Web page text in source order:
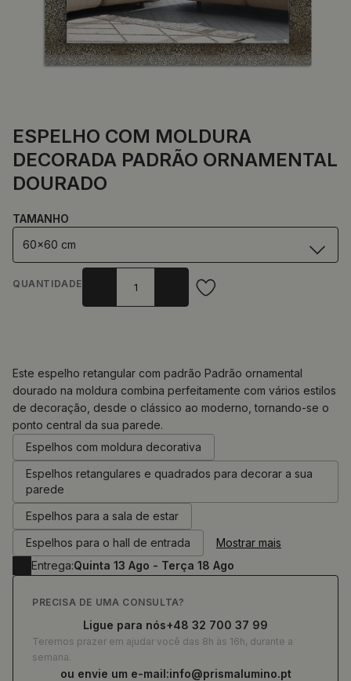
ESPELHO COM MOLDURA
DECORADA PADRÃO ORNAMENTAL
DOURADO
TAMANHO
60x60 cm
QUANTIDADE
0.00€
Este espelho retangular com padrão Padrão ornamental
dourado na moldura combina perfeitamente com vários estilos
de decoração, desde o clássico ao moderno, tornando-se o
ponto central da sua parede.
Espelhos com moldura decorativa
Espelhos retangulares e quadrados para decorar a sua
parede
Espelhos para a sala de estar
Espelhos para o hall de entrada
Mostrar mais
Entrega:Quinta 13 Ago - Terça 18 Ago
PRECISA DE UMA CONSULTA?
Ligue para nós+48 32 700 37 99
Teremos prazer em ajudar você das 8h às 16h, durante a
semana.
ou envie um e-mail:info@prismalumino.pt